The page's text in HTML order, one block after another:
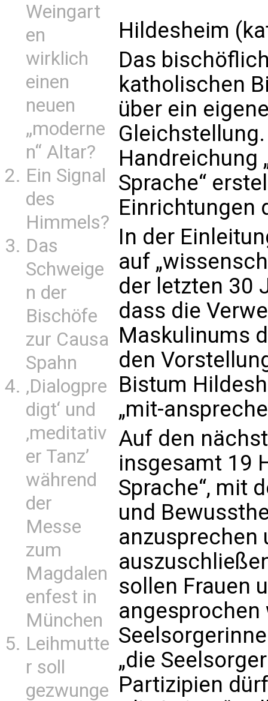
Weingart
en
wirklich
einen
neuen
„moderne
n“ Altar?
Ein Signal
des
Himmels?
Das
Schweige
n der
Bischöfe
zur Causa
Spahn
‚Dialogpre
digt‘ und
‚meditativ
er Tanz’
während
der
Messe
zum
Magdalen
enfest in
München
Leihmutte
r soll
gezwunge
Hildesheim
Das
katholischen
über ein
Handreichung
Sprache“
Einrichtungen
In der
auf
der letzten 30
dass die
Maskulinums
den
Bistum
„mit-
Auf den
insgesamt 19
Sprache“, mit
und
anzusprechen
sollen Frauen
angesprochen
„die
Partizipien